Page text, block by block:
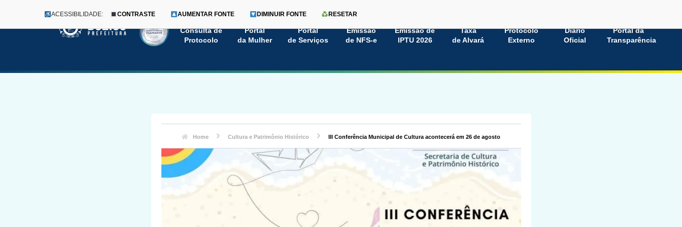
Pular
conteúdo
Menu
Consulta de
Protocolo
Portal
da Mulher
Portal
de Serviços
Emissão
de NFS-e
Emissão de
IPTU 2026
Taxa
de Alvará
Protocolo
Externo
Diário
Oficial
Portal da
Transparência
ACESSIBILIDADE: CONTRASTE AUMENTAR FONTE DIMINUIR FONTE RESETAR
Home Cultura e Patrimônio Histórico III Conferência Municipal de Cultura acontecerá em 26 de agosto